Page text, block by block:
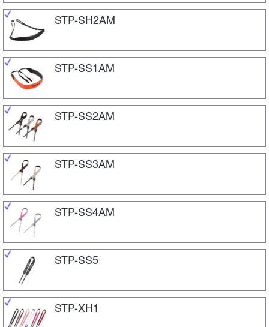
STP-SH2AM
STP-SS1AM
STP-SS2AM
STP-SS3AM
STP-SS4AM
STP-SS5
STP-XH1